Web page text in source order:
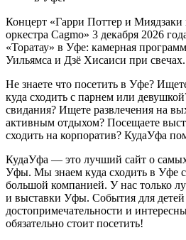
Концерт «Гарри Поттер и
оркестра Cagmo» 3 декабря 2026
«Торатау» в Уфе: камерная
Уильямса и Дзё Хисаиси при свечах.
Не знаете что посетить в Уфе?
куда сходить с парнем или
свидания? Ищете развлечения на
активным отдыхом? Посещаете
сходить на корпоратив? КудаУфа
КудаУфа — это лучший сайт о
Уфы. Мы знаем куда сходить в Уфе
большой компанией. У нас только
и выставки Уфы. События для
достопримечательности и
обязательно стоит посетить!